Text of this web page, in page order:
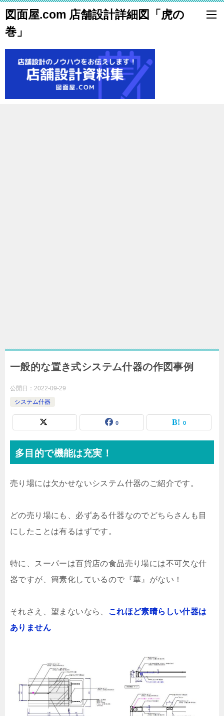
図面屋.com 店舗設計詳細図「虎の
巻」
一般的な置き式システム什器の作図事例
公開日： 2022-09-29
システム什器
0 0
多目的で機能は充実！
売り場には欠かせないシステム什器のご紹介です。
どの売り場にも、必ずある什器なのでどちらさんも目
にしたことは有るはずです。
特に、スーパーは百貨店の食品売り場には不可欠な什
器ですが、簡素化しているので『華』がない！
それさえ、望まないなら、 これほど素晴らしい什器は
ありません